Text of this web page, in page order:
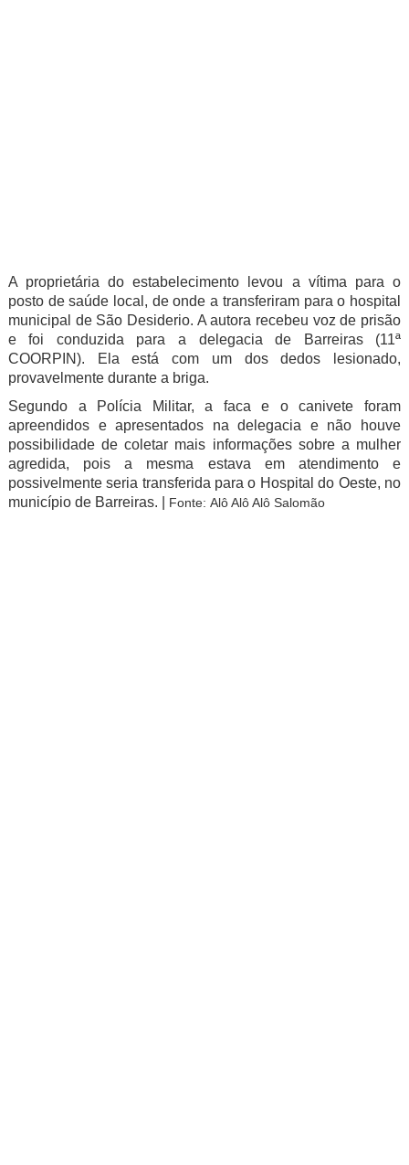
A proprietária do estabelecimento levou a vítima para o
posto de saúde local, de onde a transferiram para o hospital
municipal de São Desiderio. A autora recebeu voz de prisão
e foi conduzida para a delegacia de Barreiras (11ª
COORPIN). Ela está com um dos dedos lesionado,
provavelmente durante a briga.
Segundo a Polícia Militar, a faca e o canivete foram
apreendidos e apresentados na delegacia e não houve
possibilidade de coletar mais informações sobre a mulher
agredida, pois a mesma estava em atendimento e
possivelmente seria transferida para o Hospital do Oeste, no
município de Barreiras. | Fonte: Alô Alô Alô Salomão